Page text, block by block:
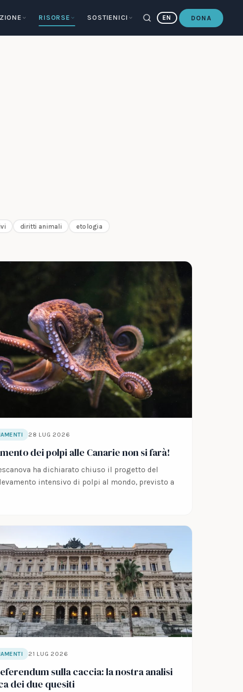
RISORSE SOSTIENICI EN DONA
diritti animali etologia
28 LUG 2026
dei polpi alle Canarie non si farà!
ha dichiarato chiuso il progetto del
intensivo di polpi al mondo, previsto a
21 LUG 2026
sulla caccia: la nostra analisi
dei due quesiti